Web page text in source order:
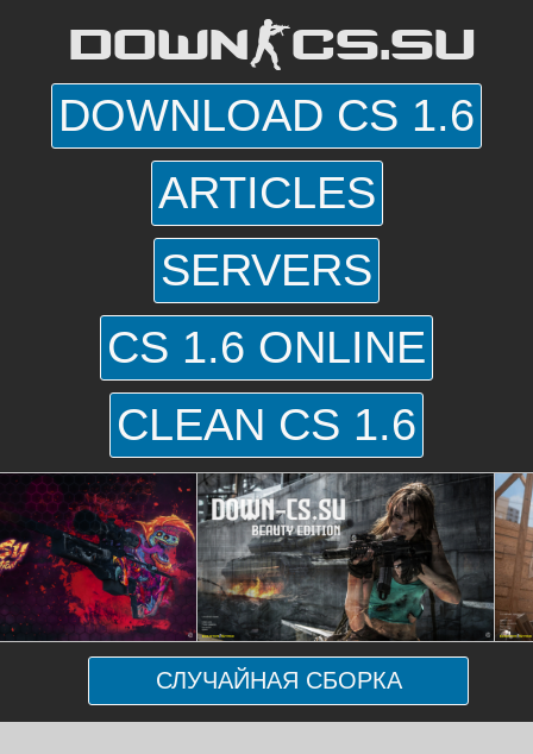
DOWN-CS.SU
DOWNLOAD CS 1.6
ARTICLES
SERVERS
CS 1.6 ONLINE
CLEAN CS 1.6
СЛУЧАЙНАЯ СБОРКА